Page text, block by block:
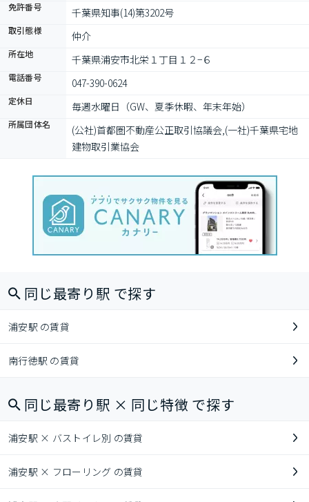
免許番号 千葉県知事(14)第3202号
取引態様 仲介
所在地 千葉県浦安市北栄１丁目１２−６
電話番号 047-390-0624
定休日 毎週水曜日（GW、夏季休暇、年末年始）
所属団体名
(公社)首都圏不動産公正取引協議会,(一社)千葉県宅地
建物取引業協会
同じ最寄り駅 で探す
浦安駅 の賃貸
南行徳駅 の賃貸
同じ最寄り駅 × 同じ特徴 で探す
浦安駅 × バストイレ別 の賃貸
浦安駅 × フローリング の賃貸